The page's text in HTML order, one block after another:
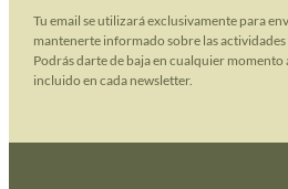
Tu email se utilizará exclusivamente para
mantenerte informado sobre las
Podrás darte de baja en cualquier momento
incluido en cada newsletter.